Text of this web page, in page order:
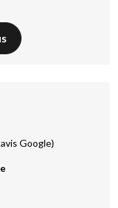
Google)